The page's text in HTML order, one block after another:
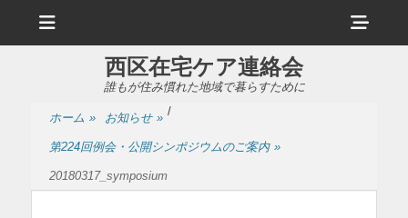
ュ
ヘ
ッ
ド
西区在宅ケア連絡会
誰もが住み慣れた地域で暮らすために
ホーム » お知らせ » /
第224回例会・公開シンポジウムのご案内 »
20180317_symposium